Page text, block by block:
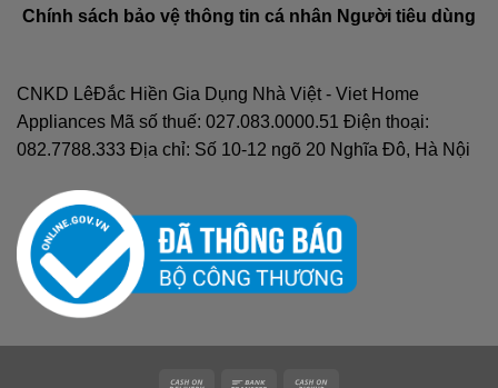
Chính sách bảo vệ thông tin cá nhân Người tiêu dùng
CNKD LêĐắc Hiền Gia Dụng Nhà Việt - Viet Home
Appliances Mã số thuế: 027.083.0000.51 Điện thoại:
082.7788.333 Địa chỉ: Số 10-12 ngõ 20 Nghĩa Đô, Hà Nội
Cash Bank